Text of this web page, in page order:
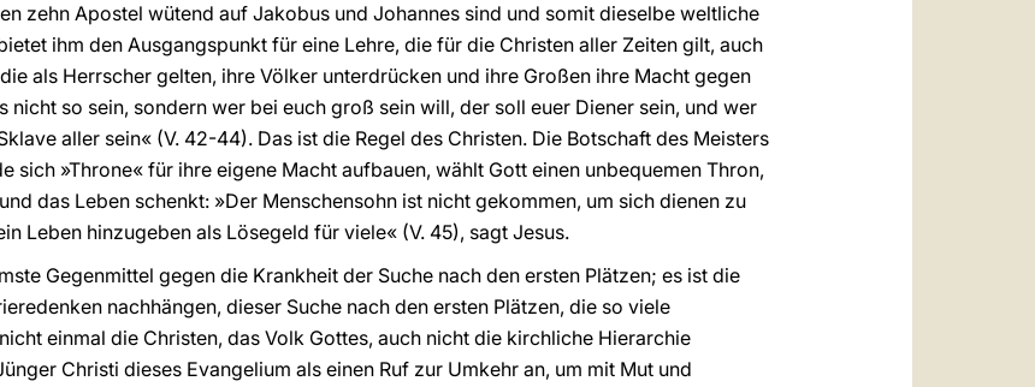
zehn Apostel wütend auf Jakobus und Johannes sind und somit dieselbe weltliche
ihm den Ausgangspunkt für eine Lehre, die für die Christen aller Zeiten gilt, auch
als Herrscher gelten, ihre Völker unterdrücken und ihre Großen ihre Macht gegen
nicht so sein, sondern wer bei euch groß sein will, der soll euer Diener sein, und wer
aller sein« (V. 42-44). Das ist die Regel des Christen. Die Botschaft des Meisters
sich »Throne« für ihre eigene Macht aufbauen, wählt Gott einen unbequemen Thron,
das Leben schenkt: »Der Menschensohn ist nicht gekommen, um sich dienen zu
Leben hinzugeben als Lösegeld für viele« (V. 45), sagt Jesus.
Gegenmittel gegen die Krankheit der Suche nach den ersten Plätzen; es ist die
nachhängen, dieser Suche nach den ersten Plätzen, die so viele
einmal die Christen, das Volk Gottes, auch nicht die kirchliche Hierarchie
Christi dieses Evangelium als einen Ruf zur Umkehr an, um mit Mut und